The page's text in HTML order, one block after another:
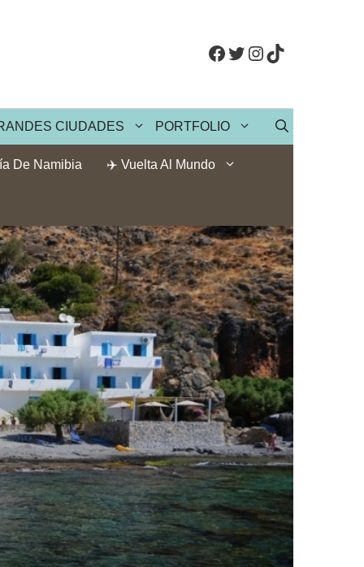
Facebook
Twitter
Instagram
TikTok
CIUDADES PORTFOLIO
De Namibia ✈️ Vuelta Al Mundo